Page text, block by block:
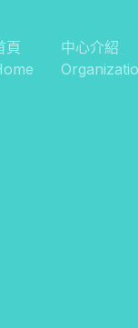
頁
中心介紹